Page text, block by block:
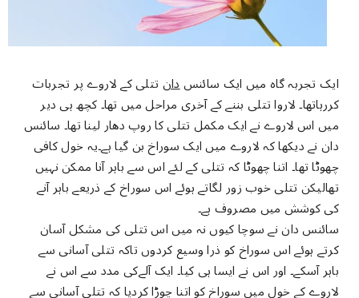
ایک تجربہ گاہ میں ایک سائنسدانتتلی کے لاروے پر تجربات
کررہاتھا۔ لاروا تتلی بننے کے آخری مراحل میں تھا۔ کچھ ہی دیر
میں اس لاروے نے ایک مکمل تتلی کا روپ دھار لینا تھا۔ سائنس
دان نے دیکھا کہ لاروے میں ایک سوراخ بن گیا ہے۔یہ خول کافی
چھوٹا تھا۔ اتنا چھوٹا کہ تتلی کے لئے اس سے باہر آنا ممکن نہیں
تھالیکن تتلی خوب زور لگاتے ہوئے اس سوراخ کے ذریعے باہر آنے
کی کوشش میں مصروف ہے۔
سائنس دان نے سوچا کیوں نہ میں اس تتلی کی مشکل آسان
کرتے ہوئے اس سوراخ کو ذرا وسیع کردوں تاکہ تتلی آسانی سے
باہر آسکے۔ اور اس نے ایسا ہی کیا۔ ایک آلےکی مدد سے اس نے
لاروے کے خول میں سوراخ کو اتنا چوڑا کردیا کہ تتلی آسانی سے